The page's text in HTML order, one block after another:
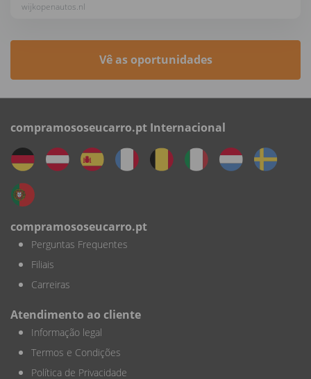
wijkopenautos.nl
Vê as oportunidades
compramososeucarro.pt Internacional
compramososeucarro.pt
Perguntas Frequentes
Filiais
Carreiras
Atendimento ao cliente
Informação legal
Termos e Condições
Política de Privacidade